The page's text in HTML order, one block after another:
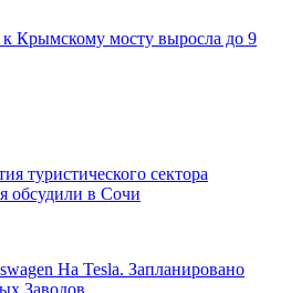
к Крымскому мосту выросла до 9
туристического сектора
обсудили в Сочи
На Tesla. Запланировано
Заводов